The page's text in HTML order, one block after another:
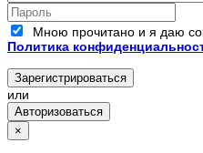
Мною прочитано и я даю
Политика
Зарегистрироваться
или
Авторизоваться
×